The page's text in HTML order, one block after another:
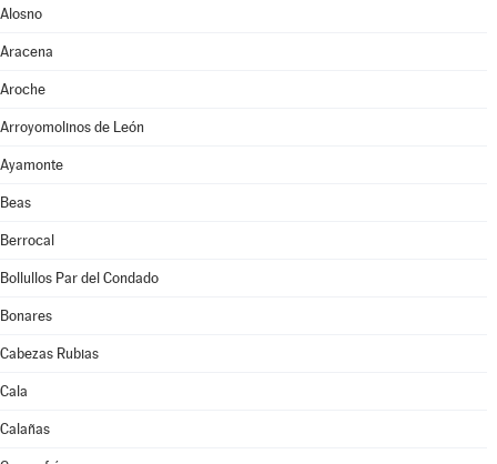
Alosno
Aracena
Aroche
Arroyomolinos de León
Ayamonte
Beas
Berrocal
Bollullos Par del Condado
Bonares
Cabezas Rubias
Cala
Calañas